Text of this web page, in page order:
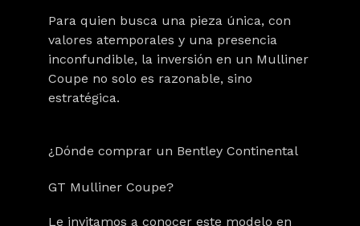
Para quien busca una pieza única, con
valores atemporales y una presencia
inconfundible, la inversión en un Mulliner
Coupe no solo es razonable, sino
estratégica.
¿Dónde comprar un Bentley Continental
GT Mulliner Coupe?
Le invitamos a conocer este modelo en